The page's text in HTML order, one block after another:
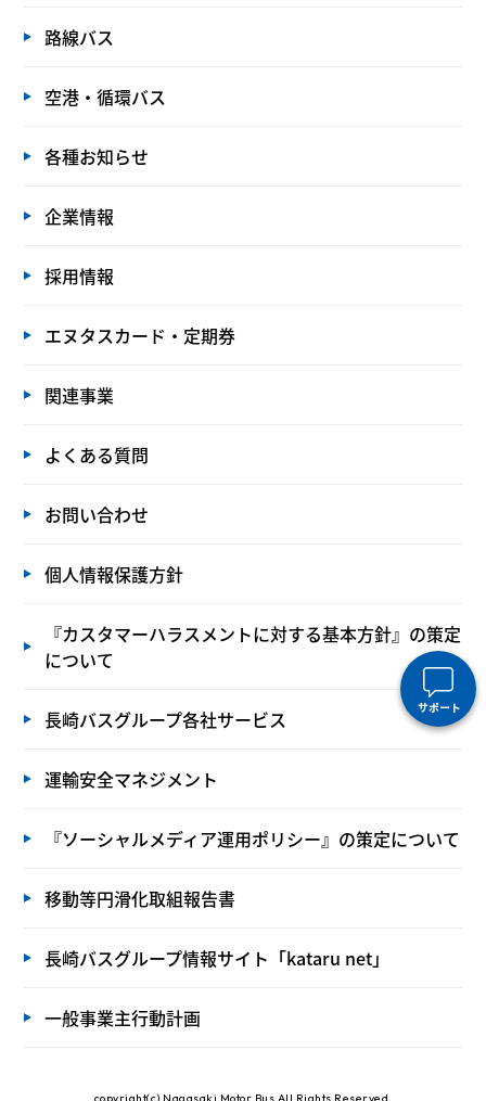
サポート
路線バス
空港・循環バス
各種お知らせ
企業情報
採用情報
エヌタスカード・定期券
関連事業
よくある質問
お問い合わせ
個人情報保護方針
『カスタマーハラスメントに対する基本方針』の策定
について
長崎バスグループ各社サービス
運輸安全マネジメント
『ソーシャルメディア運用ポリシー』の策定について
移動等円滑化取組報告書
長崎バスグループ情報サイト「kataru net」
一般事業主行動計画
copyright(c) Nagasaki Motor Bus All Rights Reserved.